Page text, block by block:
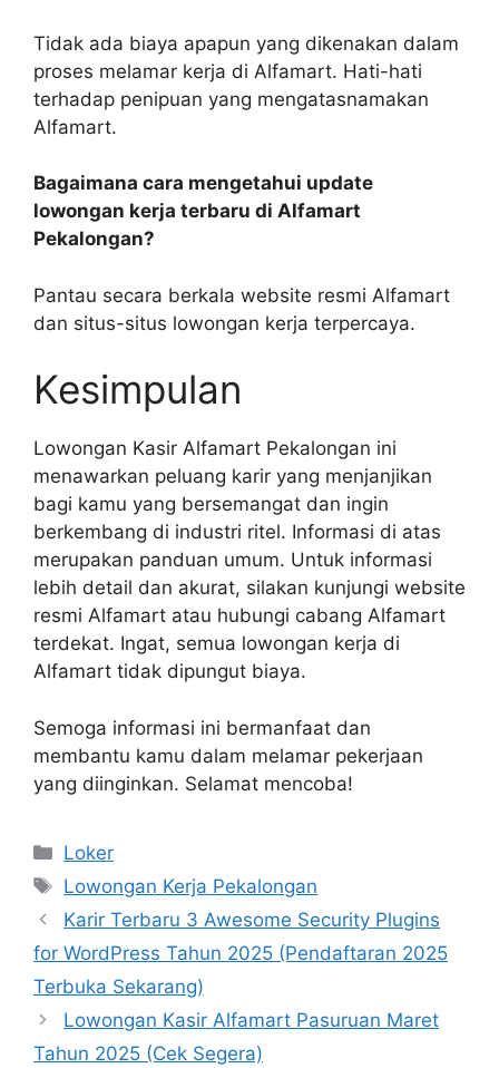
Tidak ada biaya apapun yang dikenakan dalam
proses melamar kerja di Alfamart. Hati-hati
terhadap penipuan yang mengatasnamakan
Alfamart.
Bagaimana cara mengetahui update
lowongan kerja terbaru di Alfamart
Pekalongan?
Pantau secara berkala website resmi Alfamart
dan situs-situs lowongan kerja terpercaya.
Kesimpulan
Lowongan Kasir Alfamart Pekalongan ini
menawarkan peluang karir yang menjanjikan
bagi kamu yang bersemangat dan ingin
berkembang di industri ritel. Informasi di atas
merupakan panduan umum. Untuk informasi
lebih detail dan akurat, silakan kunjungi website
resmi Alfamart atau hubungi cabang Alfamart
terdekat. Ingat, semua lowongan kerja di
Alfamart tidak dipungut biaya.
Semoga informasi ini bermanfaat dan
membantu kamu dalam melamar pekerjaan
yang diinginkan. Selamat mencoba!
Kategori
Loker
Tag
Lowongan Kerja Pekalongan
Karir Terbaru 3 Awesome Security Plugins
for WordPress Tahun 2025 (Pendaftaran 2025
Terbuka Sekarang)
Lowongan Kasir Alfamart Pasuruan Maret
Tahun 2025 (Cek Segera)